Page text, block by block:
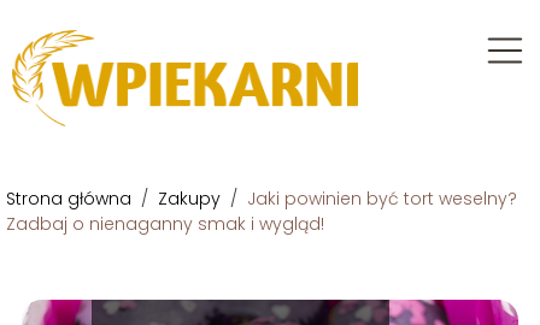
Strona główna / Zakupy / Jaki powinien być tort weselny?
Zadbaj o nienaganny smak i wygląd!